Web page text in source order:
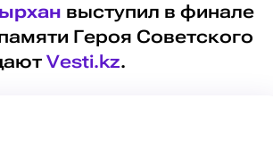
выступил в финале
Героя Советского
Vesti.kz.